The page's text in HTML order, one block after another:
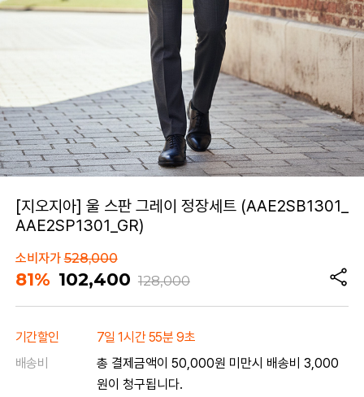
[지오지아] 울 스판 그레이 정장세트 (AAE2SB1301_
AAE2SP1301_GR)
소비자가528,000
81% 102,400 128,000
기간할인
7일 1시간 55분 9초
배송비
총 결제금액이 50,000원 미만시 배송비 3,000
원이 청구됩니다.